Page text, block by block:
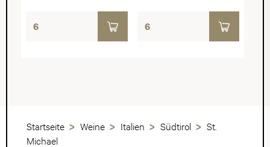
Startseite Weine Italien Südtirol
St.
Michael